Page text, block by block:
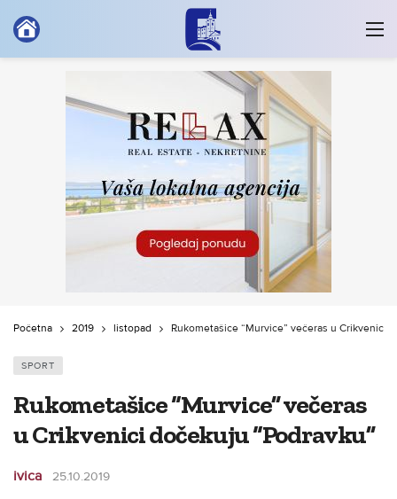
Početna 2019 listopad Rukometašice “Murvice” večeras u Crikvenici
SPORT
Rukometašice “Murvice” večeras
u Crikvenici dočekuju “Podravku”
ivica 25.10.2019